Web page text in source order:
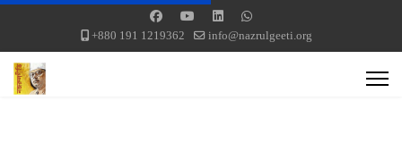
+880 191 1219362 info@nazrulgeeti.org